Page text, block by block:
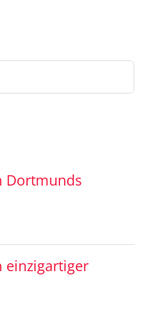
Dortmunds
einzigartiger